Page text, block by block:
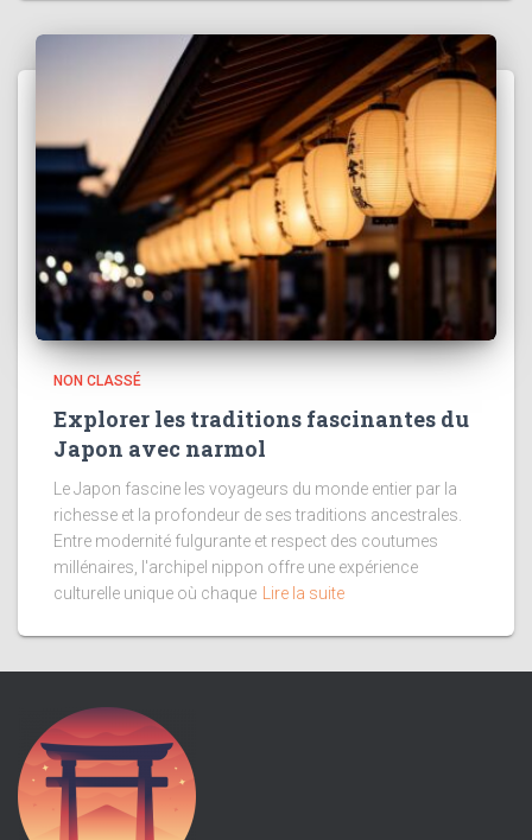
NON CLASSÉ
Explorer les traditions fascinantes du
Japon avec narmol
Le Japon fascine les voyageurs du monde entier par la
richesse et la profondeur de ses traditions ancestrales.
Entre modernité fulgurante et respect des coutumes
millénaires, l'archipel nippon offre une expérience
culturelle unique où chaque Lire la suite